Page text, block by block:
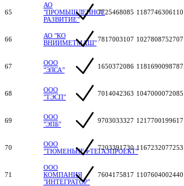
65
АО
"ПРОМЫШЛЕННОЕ
РАЗВИТИЕ"
7725468085 1187746306110
66
АО "КО
ВНИИМЕТМАШ"7817003107 1027808752707
67
ООО
"ЭЛСА"
1650372086 1181690098787
68
ООО
"ТЭСП"
7014042363 1047000072085
69
ООО
"ЭПБ"
9703033327 1217700199617
70
ООО
"ТЮМЕНЬНЕФТЕГАЗПРОЕКТ"
7203391730 1167232077253
71
ООО
КОМПАНИЯ
"ИНТЕГРАТОР"
7604175817 1107604002440